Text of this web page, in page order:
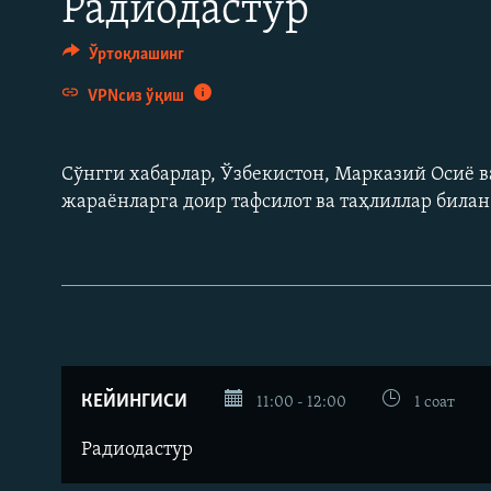
Радиодастур
Ўртоқлашинг
VPNсиз ўқиш
Сўнгги хабарлар, Ўзбекистон, Марказий Осиë
жараëнларга доир тафсилот ва таҳлиллар
КЕЙИНГИСИ 11:00 - 12:00 1 соат
Радиодастур